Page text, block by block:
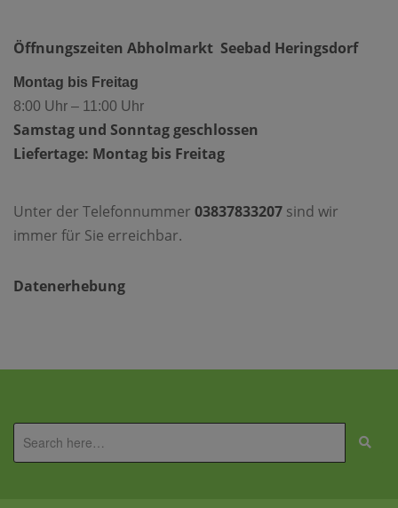
Öffnungszeiten Abholmarkt Seebad Heringsdorf
Montag bis Freitag
8:00 Uhr – 11:00 Uhr
Samstag und Sonntag geschlossen
Liefertage: Montag bis Freitag
Unter der Telefonnummer 03837833207 sind wir
immer für Sie erreichbar.
Datenerhebung